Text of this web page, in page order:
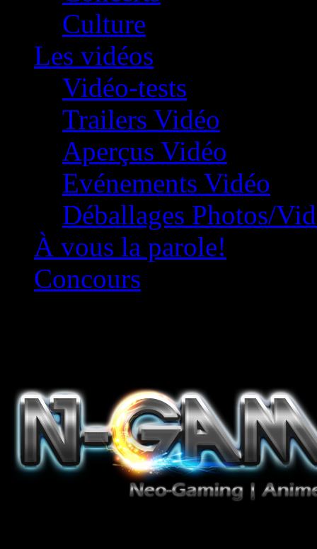
Culture
Les vidéos
Vidéo-tests
Trailers Vidéo
Aperçus Vidéo
Evénements Vidéo
Déballages Photos/
À vous la parole!
Concours